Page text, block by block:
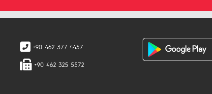
+90 462 377 4457
+90 462 325 5572